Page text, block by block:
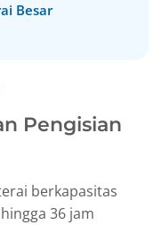
Besar
Pengisian
berkapasitas
36 jam